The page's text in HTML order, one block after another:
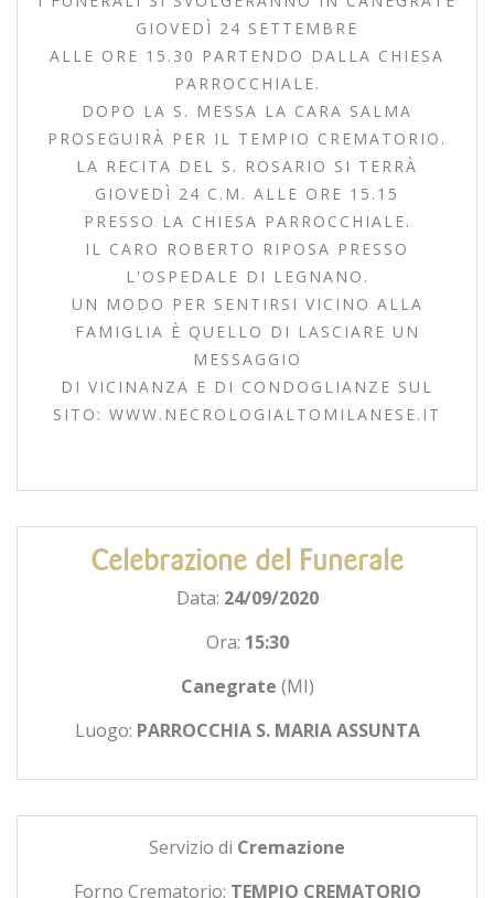
GIOVEDÌ 24 SETTEMBRE
ALLE ORE 15.30 PARTENDO DALLA CHIESA
PARROCCHIALE.
DOPO LA S. MESSA LA CARA SALMA
PROSEGUIRÀ PER IL TEMPIO CREMATORIO.
LA RECITA DEL S. ROSARIO SI TERRÀ
GIOVEDÌ 24 C.M. ALLE ORE 15.15
PRESSO LA CHIESA PARROCCHIALE.
IL CARO ROBERTO RIPOSA PRESSO
L'OSPEDALE DI LEGNANO.
UN MODO PER SENTIRSI VICINO ALLA
FAMIGLIA È QUELLO DI LASCIARE UN
MESSAGGIO
DI VICINANZA E DI CONDOGLIANZE SUL
SITO: WWW.NECROLOGIALTOMILANESE.IT
Celebrazione del Funerale
Data: 24/09/2020
Ora: 15:30
Canegrate (MI)
Luogo: PARROCCHIA S. MARIA ASSUNTA
Servizio di Cremazione
Forno Crematorio: TEMPIO CREMATORIO